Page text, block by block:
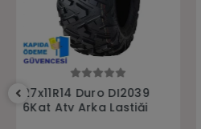
27x11R14 Duro DI2039
6Kat Atv Arka Lastiği